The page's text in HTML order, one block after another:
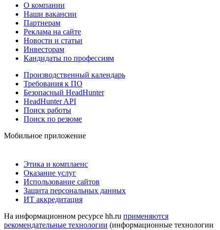
О компании
Наши вакансии
Партнерам
Реклама на сайте
Новости и статьи
Инвесторам
Кандидаты по профессиям
Производственный календарь
Требования к ПО
Безопасный HeadHunter
HeadHunter API
Поиск работы
Поиск по резюме
Мобильное приложение
Этика и комплаенс
Оказание услуг
Использование сайтов
Защита персональных данных
ИТ аккредитация
На информационном ресурсе hh.ru применяются
рекомендательные технологии (информационные технологии